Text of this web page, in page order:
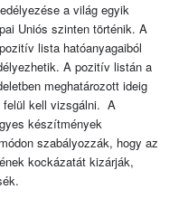
a világ egyik
Uniós szinten történik. A
lista hatóanyagaiból
A pozitív listán a
meghatározott ideig
felül kell vizsgálni. A
készítmények
szabályozzák, hogy az
kockázatát kizárják,